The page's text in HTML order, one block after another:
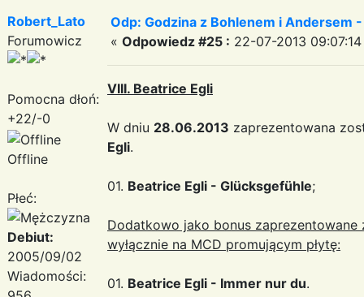
Robert_Lato
Forumowicz
Pomocna dłoń:
+22/-0
Offline
Płeć:
Debiut:
2005/09/02
Wiadomości:
Odp: Godzina z Bohlenem i Andersem
« Odpowiedz #25 : 22-07-2013
VIII. Beatrice Egli
W dniu 28.06.2013 zaprezentowana
Egli.
01. Beatrice Egli - Glücksgefühle;
Dodatkowo jako bonus zaprezentowane
wyłącznie na MCD promującym płytę:
01. Beatrice Egli - Immer nur du.